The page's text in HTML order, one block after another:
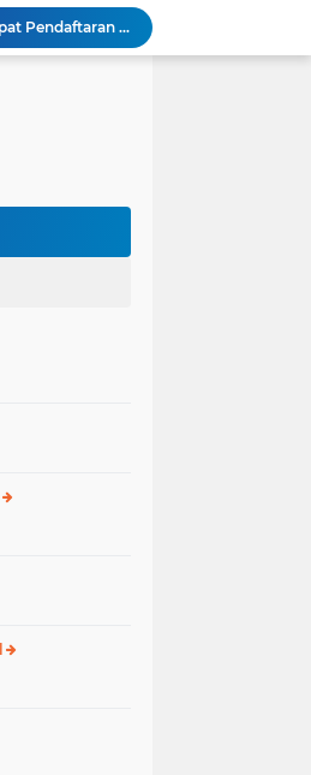
SEPEDA TANTE, Inovasi Digital Pemko Pariaman Percepat Pendaftaran Tanda Tangan Elektronik
Tingkatkan Mutu Pelayanan, Pemko Pariaman Gandeng RSUP Dr. M. Djamil Padang
Pemkot Pariaman Mulai Pusdiklat Paskibraka 2026, Wali Kota Tekankan Pentingnya Disiplin